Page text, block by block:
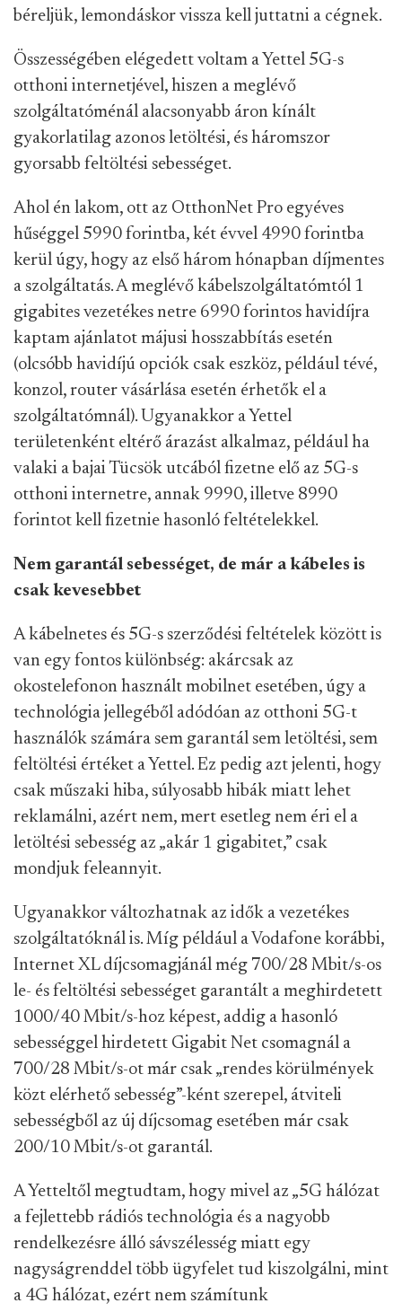
béreljük, lemondáskor vissza kell juttatni a cégnek.
Összességében elégedett voltam a Yettel 5G-s
otthoni internetjével, hiszen a meglévő
szolgáltatóménál alacsonyabb áron kínált
gyakorlatilag azonos letöltési, és háromszor
gyorsabb feltöltési sebességet.
Ahol én lakom, ott az OtthonNet Pro egyéves
hűséggel 5990 forintba, két évvel 4990 forintba
kerül úgy, hogy az első három hónapban díjmentes
a szolgáltatás. A meglévő kábelszolgáltatómtól 1
gigabites vezetékes netre 6990 forintos havidíjra
kaptam ajánlatot májusi hosszabbítás esetén
(olcsóbb havidíjú opciók csak eszköz, például tévé,
konzol, router vásárlása esetén érhetők el a
szolgáltatómnál). Ugyanakkor a Yettel
területenként eltérő árazást alkalmaz, például ha
valaki a bajai Tücsök utcából fizetne elő az 5G-s
otthoni internetre, annak 9990, illetve 8990
forintot kell fizetnie hasonló feltételekkel.
Nem garantál sebességet, de már a kábeles is
csak kevesebbet
A kábelnetes és 5G-s szerződési feltételek között is
van egy fontos különbség: akárcsak az
okostelefonon használt mobilnet esetében, úgy a
technológia jellegéből adódóan az otthoni 5G-t
használók számára sem garantál sem letöltési, sem
feltöltési értéket a Yettel. Ez pedig azt jelenti, hogy
csak műszaki hiba, súlyosabb hibák miatt lehet
reklamálni, azért nem, mert esetleg nem éri el a
letöltési sebesség az „akár 1 gigabitet,” csak
mondjuk feleannyit.
Ugyanakkor változhatnak az idők a vezetékes
szolgáltatóknál is. Míg például a Vodafone korábbi,
Internet XL díjcsomagjánál még 700/28 Mbit/s-os
le- és feltöltési sebességet garantált a meghirdetett
1000/40 Mbit/s-hoz képest, addig a hasonló
sebességgel hirdetett Gigabit Net csomagnál a
700/28 Mbit/s-ot már csak „rendes körülmények
közt elérhető sebesség”-ként szerepel, átviteli
sebességből az új díjcsomag esetében már csak
200/10 Mbit/s-ot garantál.
A Yetteltől megtudtam, hogy mivel az „5G hálózat
a fejlettebb rádiós technológia és a nagyobb
rendelkezésre álló sávszélesség miatt egy
nagyságrenddel több ügyfelet tud kiszolgálni, mint
a 4G hálózat, ezért nem számítunk